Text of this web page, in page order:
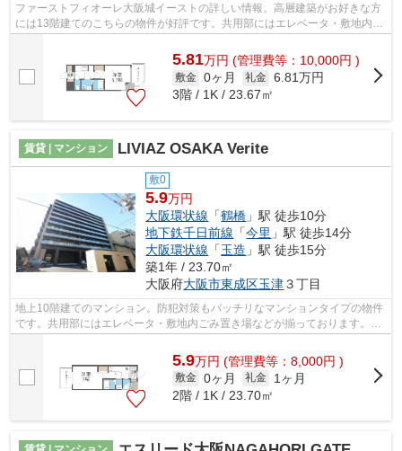
ファーストフィオーレ大阪城イーストの詳しい情報。高層建築がお好きな方
には13階建てのこちらの物件が好評です。共用部にはエレベータ・敷地内ご
み置き場などが備わっておりとても充...
5.81万円 (管理費等：10,000円 )
敷金 0ヶ月 礼金 6.81万円
3階 / 1K / 23.67㎡
賃貸 | マンション LIVIAZ OSAKA Verite
敷0
5.9万円
大阪環状線 「鶴橋 」駅 徒歩10分
地下鉄千日前線 「今里 」駅 徒歩14分
大阪環状線 「玉造 」駅 徒歩15分
築1年 / 23.70㎡
大阪府大阪市東成区玉津３丁目
地上10階建てのマンション。防犯対策もバッチリなマンションタイプの物件
です。共用部にはエレベータ・敷地内ごみ置き場などが揃っております。調
5.9万円 (管理費等：8,000円 )
敷金 0ヶ月 礼金
1ヶ月
2階 / 1K / 23.70㎡